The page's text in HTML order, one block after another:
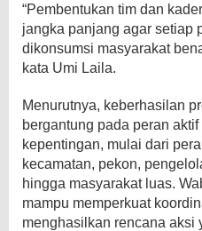
“Pembentukan tim dan
jangka panjang agar setiap
dikonsumsi masyarakat
kata Umi Laila.
Menurutnya, keberhasilan
bergantung pada peran
kepentingan, mulai dari
kecamatan, pekon,
hingga masyarakat luas.
mampu memperkuat
menghasilkan rencana aksi